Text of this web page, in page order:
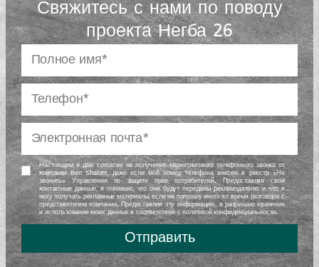
Свяжитесь с нами по поводу
проекта Негба 26
Настоящим я даю согласие на получение маркетингового телефонного звонка от
компании Ben Shalom, даже если мой номер телефона внесён в реестр «Не
звонить» Управления по защите прав потребителей. Предоставляя свои
контактные данные, я понимаю, что они будут переданы рекламодателю и что я
могу получать рекламные материалы, если не попрошу иного во время разговора с
представителем компании. Предоставляя эту информацию, я разрешаю хранение
и использование моих данных в соответствии с политикой конфиденциальности.
Отправить